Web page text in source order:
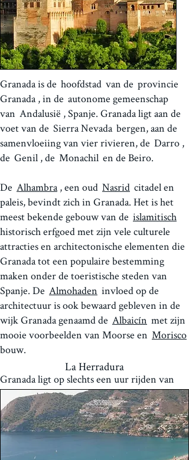
Granada is de hoofdstad van de provincie
Granada, in de autonome gemeenschap
van Andalusië , Spanje. Granada ligt aan de
voet van de Sierra Nevada bergen, aan de
samenvloeiing van vier rivieren, de Darro ,
de Genil , de Monachil en de Beiro.
De Alhambra, een oud Nasrid citadel en
paleis, bevindt zich in Granada. Het is het
meest bekende gebouw van de islamitisch
historisch erfgoed met zijn vele culturele
attracties en architectonische elementen die
Granada tot een populaire bestemming
maken onder de toeristische steden van
Spanje. De Almohaden invloed op de
architectuur is ook bewaard gebleven in de
wijk Granada genaamd de Albaicín met zijn
mooie voorbeelden van Moorse en Morisco
bouw.
Granada ligt op slechts een uur rijden van
Frigiliana en een uitstekende dagtocht, maar
boek uw tickets voor het Alhambra vooraf!
La Herradura